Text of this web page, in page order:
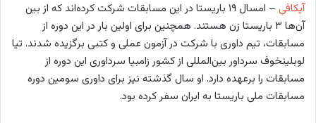
آیکافی
– امسال ۱۹ باریستا در این مسابقات شرکت کرده‌اند که از بین
آن‌ها ۳ باریستا زن هستند. همچنین برای اولین بار در این دوره از
مسابقات، تیم داوری با شرکت در آزمون عملی و کتبی برگزیده شدند. تیا
لوبلینخوف سرداور بین‌المللی از کشور زامبیا سرداوری این دوره از
مسابقات را برعهده دارد. او سال گذشته نیز برای داوری سومین دوره
مسابقات ملی باریستا به ایران سفر کرده بود.